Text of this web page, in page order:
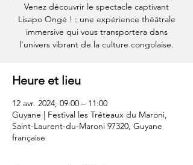
Venez découvrir le spectacle captivant
Lisapo Ongé ! : une expérience théâtrale
immersive qui vous transportera dans
l'univers vibrant de la culture congolaise.
Heure et lieu
12 avr. 2024, 09:00 – 11:00
Guyane | Festival les Tréteaux du Maroni,
Saint-Laurent-du-Maroni 97320, Guyane
française